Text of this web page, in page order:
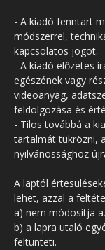
- A kiadó fenntart
módszerrel,
kapcsolatos jogot.
- A kiadó előzetes
egészének vagy
videoanyag,
feldolgozása és
- Tilos továbbá a
tartalmát tükrözni,
nyilvánossághoz
A laptól
lehet, azzal a
a) nem módosítja
b) a lapra utaló
feltünteti.